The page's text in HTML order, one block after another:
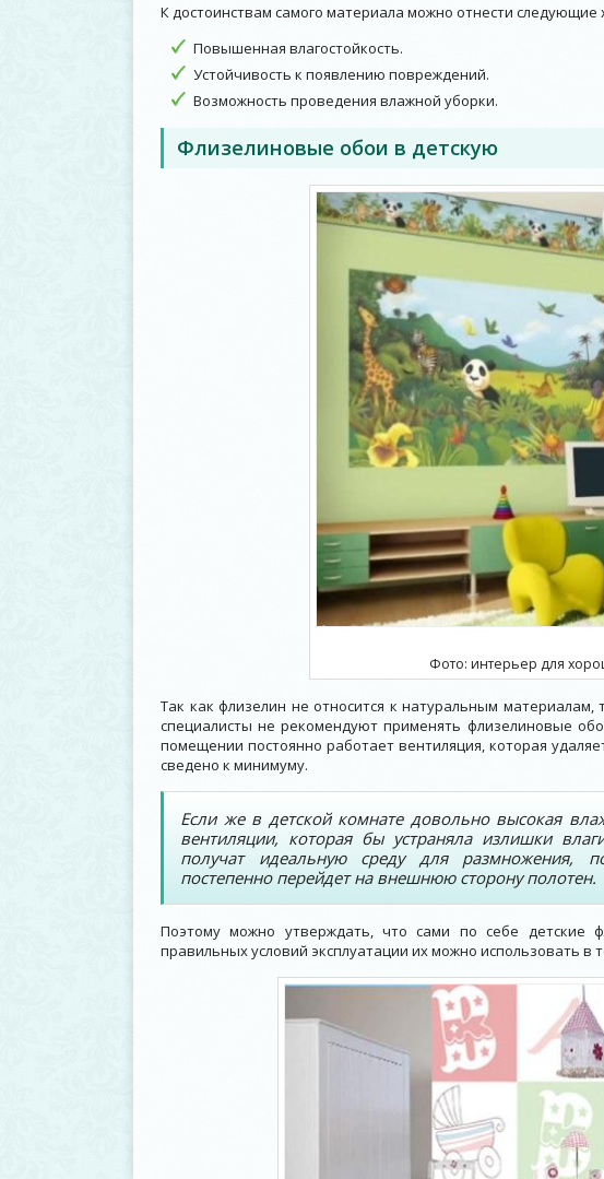
К достоинствам самого материала можно отнести следующие
Повышенная влагостойкость.
Устойчивость к появлению повреждений.
Возможность проведения влажной уборки.
Флизелиновые обои в детскую
Фото: интерьер для
Так как флизелин не относится к натуральным
специалисты не рекомендуют применять флизелиновые
помещении постоянно работает вентиляция, которая
сведено к минимуму.
Если же в детской комнате довольно высокая
вентиляции, которая бы устраняла излишки
получат идеальную среду для размножения,
постепенно перейдет на внешнюю сторону полотен.
Поэтому можно утверждать, что сами по себе
правильных условий эксплуатации их можно использовать в